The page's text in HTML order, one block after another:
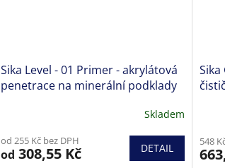
Sika Level - 01 Primer - akrylátová
penetrace na minerální podklady
Skladem
od 255 Kč bez DPH
od 308,55 Kč DETAIL
Sika
čistič
548